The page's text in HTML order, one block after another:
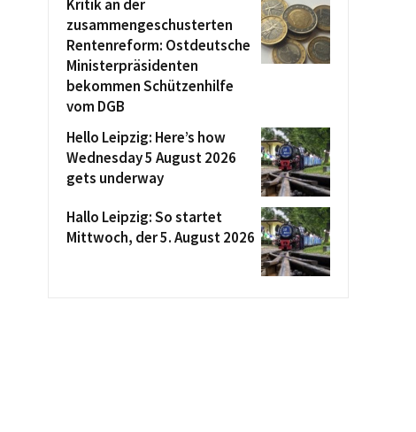
Kritik an der
zusammengeschusterten
Rentenreform: Ostdeutsche
Ministerpräsidenten
bekommen Schützenhilfe
vom DGB
Hello Leipzig: Here’s how
Wednesday 5 August 2026
gets underway
Hallo Leipzig: So startet
Mittwoch, der 5. August 2026